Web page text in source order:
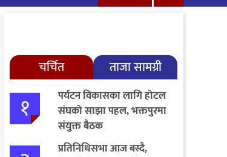
चर्चित ताजा सामग्री
१
पर्यटन विकासका लागि होटल
संघको साझा पहल, भक्तपुरमा
संयुक्त बैठक
प्रतिनिधिसभा आज बस्दै,